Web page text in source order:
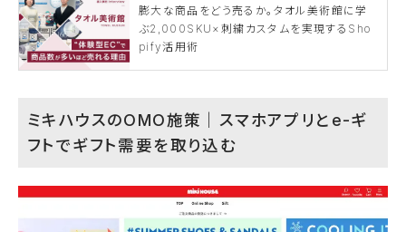
膨大な商品をどう売るか。タオル美術館に学
ぶ2,000SKU×刺繍カスタムを実現するSho
pify活用術
ミキハウスのOMO施策｜スマホアプリとe-ギ
フトでギフト需要を取り込む